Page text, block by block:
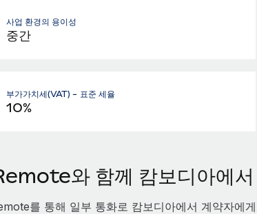
사업 환경의 용이성
중간
부가가치세(VAT) - 표준 세율
10%
와 함께 캄보디아에서
를 통해 일부 통화로 캄보디아에서 계약자에